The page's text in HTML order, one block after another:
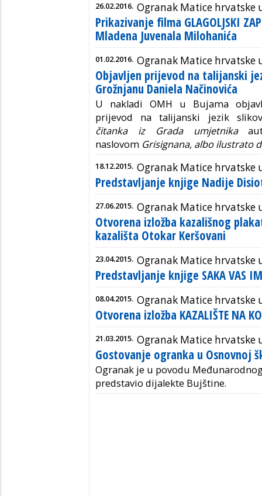
26.02.2016. Ogranak Matice hrvatske
Prikazivanje filma GLAGOLJSKI
Mladena Juvenala Milohanića
01.02.2016. Ogranak Matice hrvatske
Objavljen prijevod na talijanski
Grožnjanu Daniela Načinovića
U nakladi OMH u Bujama
prijevod na talijanski jezik
čitanka iz Grada umjetnika
naslovom Grisignana, albo ilustrato
18.12.2015. Ogranak Matice hrvatske
Predstavljanje knjige Nadije Disiot
27.06.2015. Ogranak Matice hrvatske
Otvorena izložba kazališnog
kazališta Otokar Keršovani
23.04.2015. Ogranak Matice hrvatske
Predstavljanje knjige SAKA VAS
08.04.2015. Ogranak Matice hrvatske
Otvorena izložba KAZALIŠTE NA
21.03.2015. Ogranak Matice hrvatske
Gostovanje ogranka u Osnovnoj
Ogranak je u povodu
predstavio dijalekte Bujštine.